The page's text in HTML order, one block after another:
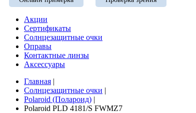
Акции
Сертификаты
Солнцезащитные очки
Оправы
Контактные линзы
Аксессуары
Главная |
Солнцезащитные очки |
Polaroid (Полароид) |
Polaroid PLD 4181/S FWMZ7